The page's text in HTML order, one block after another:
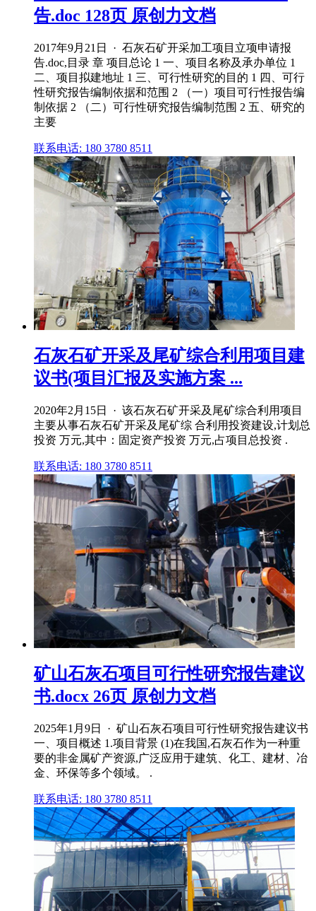
告.doc 128页 原创力文档
2017年9月21日 · 石灰石矿开采加工项目立项申请报
告.doc,目录 章 项目总论 1 一、项目名称及承办单位 1
二、项目拟建地址 1 三、可行性研究的目的 1 四、可行
性研究报告编制依据和范围 2 （一）项目可行性报告编
制依据 2 （二）可行性研究报告编制范围 2 五、研究的
主要
联系电话: 180 3780 8511
石灰石矿开采及尾矿综合利用项目建
议书(项目汇报及实施方案 ...
2020年2月15日 · 该石灰石矿开采及尾矿综合利用项目
主要从事石灰石矿开采及尾矿综 合利用投资建设,计划总
投资 万元,其中：固定资产投资 万元,占项目总投资 .
联系电话: 180 3780 8511
矿山石灰石项目可行性研究报告建议
书.docx 26页 原创力文档
2025年1月9日 · 矿山石灰石项目可行性研究报告建议书
一、项目概述 1.项目背景 (1)在我国,石灰石作为一种重
要的非金属矿产资源,广泛应用于建筑、化工、建材、冶
金、环保等多个领域。 .
联系电话: 180 3780 8511